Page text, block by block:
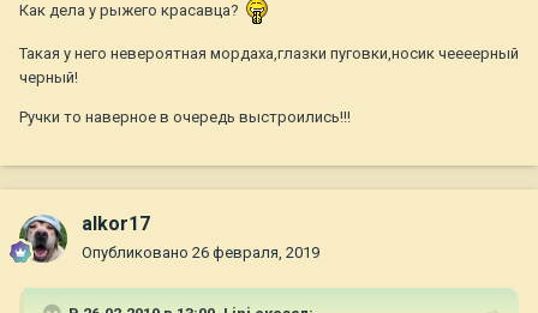
Как дела у рыжего красавца?
Такая у него невероятная мордаха,глазки пуговки,носик чеееерный
черный!
Ручки то наверное в очередь выстроились!!!
alkor17
Опубликовано 26 февраля, 2019